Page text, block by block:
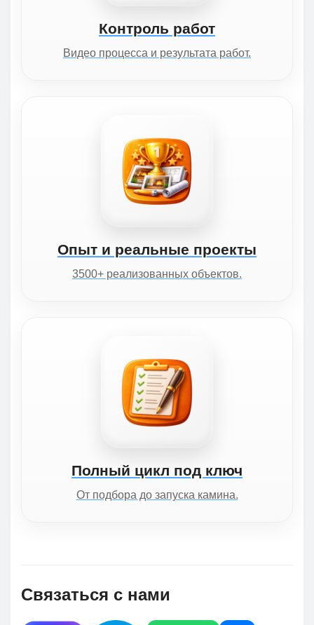
Контроль работ
Видео процесса и результата работ.
Опыт и реальные проекты
3500+ реализованных объектов.
Полный цикл под ключ
От подбора до запуска камина.
Связаться с нами